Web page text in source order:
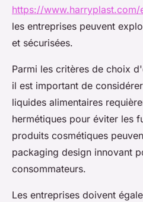
https://
les entreprises peuvent
et sécurisées.
Parmi les critères de choix
il est important de
liquides alimentaires
hermétiques pour éviter les
produits cosmétiques
packaging design innovant
consommateurs.
Les entreprises doivent